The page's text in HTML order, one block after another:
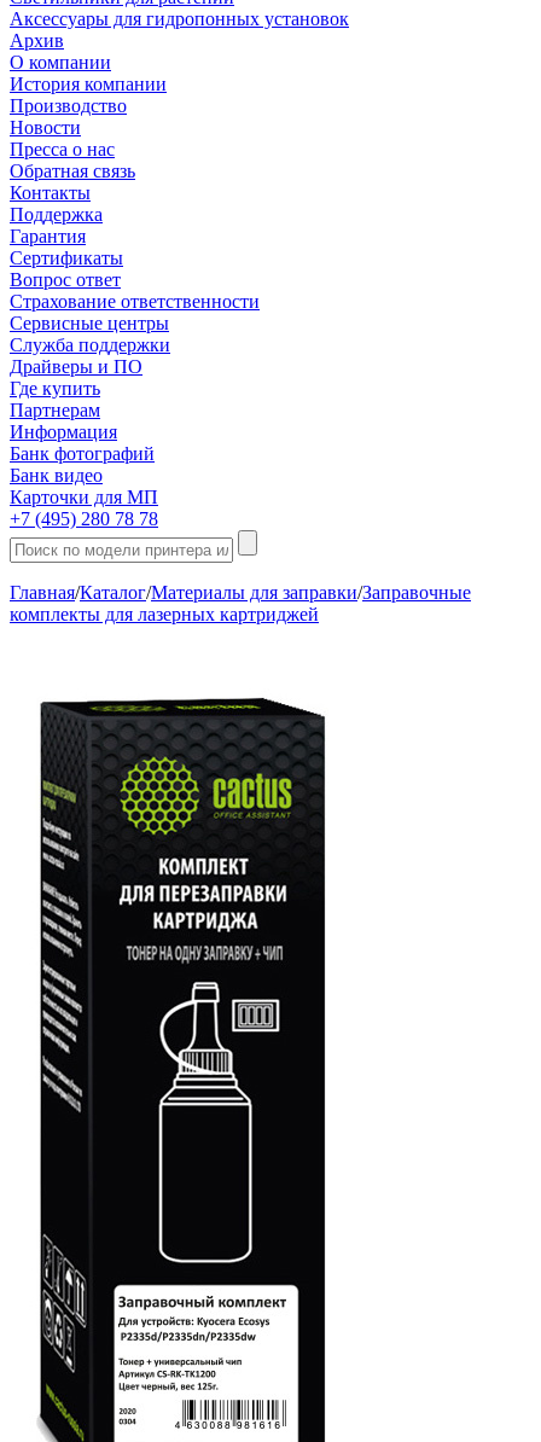
Аксессуары для гидропонных установок
Архив
О компании
История компании
Производство
Новости
Пресса о нас
Обратная связь
Контакты
Поддержка
Гарантия
Сертификаты
Вопрос ответ
Страхование ответственности
Сервисные центры
Служба поддержки
Драйверы и ПО
Где купить
Партнерам
Информация
Банк фотографий
Банк видео
Карточки для МП
+7 (495) 280 78 78
Главная/Каталог/Материалы для заправки/Заправочные
комплекты для лазерных картриджей